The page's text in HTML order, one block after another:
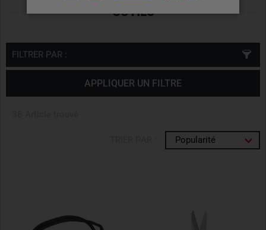
OUTILS
FILTRER PAR :
APPLIQUER UN FILTRE
Popularité